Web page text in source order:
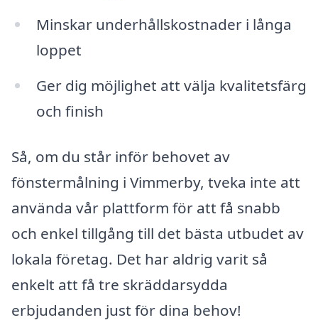
Minskar underhållskostnader i långa
loppet
Ger dig möjlighet att välja kvalitetsfärg
och finish
Så, om du står inför behovet av
fönstermålning i Vimmerby, tveka inte att
använda vår plattform för att få snabb
och enkel tillgång till det bästa utbudet av
lokala företag. Det har aldrig varit så
enkelt att få tre skräddarsydda
erbjudanden just för dina behov!